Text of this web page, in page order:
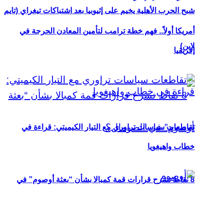
شبح الحرب الأهلية يخيم على إثيوبيا بعد اشتباكات تيغراي (تايم
لاين)
8 نقاط تشرح قرارات قمة كمبالا بشأن “بعثة أوصوم” في
أمريكا أولاً.. فهم خطة ترامب لتأمين المعادن الحرجة في
إفريقيا
تقاطعات سياسات تراوري مع التيار الكيميتي: قراءة في
خطاب واهيغويا